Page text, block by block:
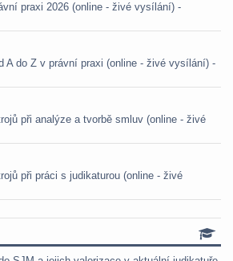
praxi 2026 (online - živé vysílání) -
A do Z v právní praxi (online - živé vysílání) -
při analýze a tvorbě smluv (online - živé
při práci s judikaturou (online - živé